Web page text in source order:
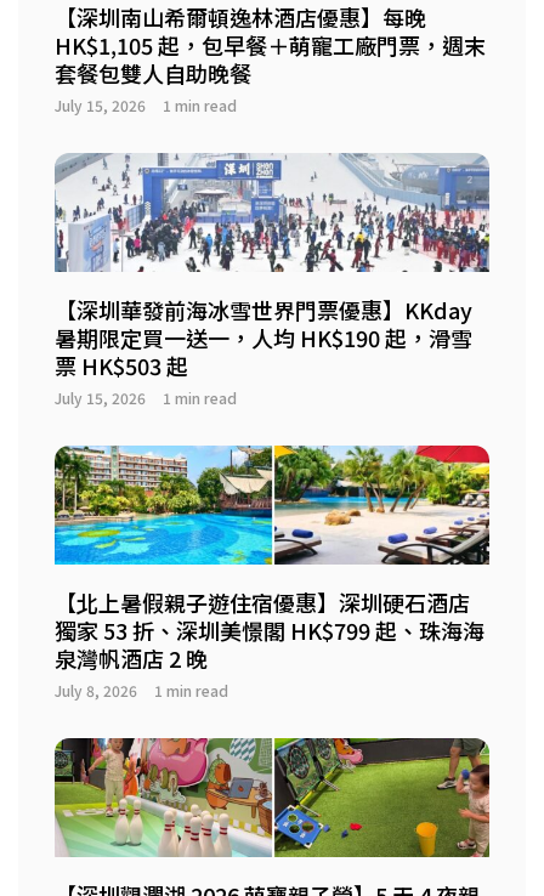
【深圳南山希爾頓逸林酒店優惠】每晚
HK$1,105 起，包早餐＋萌寵工廠門票，週末
套餐包雙人自助晚餐
July 15, 2026 1 min read
【深圳華發前海冰雪世界門票優惠】KKday
暑期限定買一送一，人均 HK$190 起，滑雪
票 HK$503 起
July 15, 2026 1 min read
【北上暑假親子遊住宿優惠】深圳硬石酒店
獨家 53 折、深圳美憬閣 HK$799 起、珠海海
泉灣帆酒店 2 晚
July 8, 2026 1 min read